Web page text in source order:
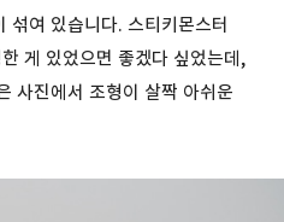
섞여 있습니다. 스티키몬스터
게 있었으면 좋겠다 싶었는데,
사진에서 조형이 살짝 아쉬운